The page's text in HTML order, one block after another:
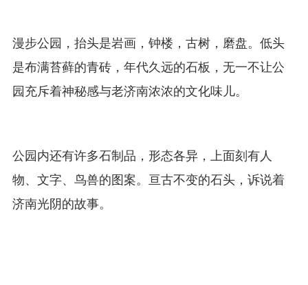
漫步公园，抬头是岩画，钟楼，古树，磨盘。低头
是布满苔藓的青砖，年代久远的石板，无一不让公
园充斥着神秘感与老济南浓浓的文化味儿。
公园内还有许多石制品，形态各异，上面刻有人
物、文字、鸟兽的图案。亘古不变的石头，诉说着
济南光阴的故事。